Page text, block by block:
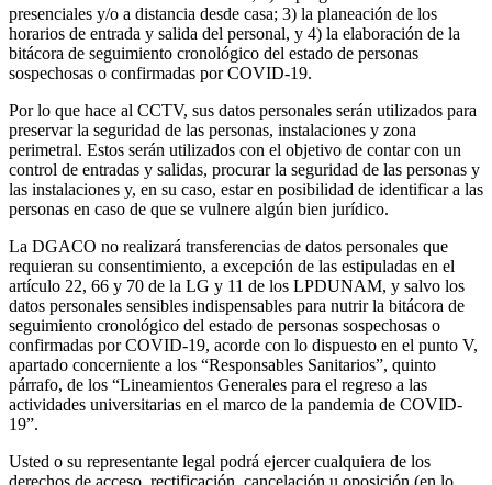
presenciales y/o a distancia desde casa; 3) la planeación de los
horarios de entrada y salida del personal, y 4) la elaboración de la
bitácora de seguimiento cronológico del estado de personas
sospechosas o confirmadas por COVID-19.
Por lo que hace al CCTV, sus datos personales serán utilizados para
preservar la seguridad de las personas, instalaciones y zona
perimetral. Estos serán utilizados con el objetivo de contar con un
control de entradas y salidas, procurar la seguridad de las personas y
las instalaciones y, en su caso, estar en posibilidad de identificar a las
personas en caso de que se vulnere algún bien jurídico.
La DGACO no realizará transferencias de datos personales que
requieran su consentimiento, a excepción de las estipuladas en el
artículo 22, 66 y 70 de la LG y 11 de los LPDUNAM, y salvo los
datos personales sensibles indispensables para nutrir la bitácora de
seguimiento cronológico del estado de personas sospechosas o
confirmadas por COVID-19, acorde con lo dispuesto en el punto V,
apartado concerniente a los “Responsables Sanitarios”, quinto
párrafo, de los “Lineamientos Generales para el regreso a las
actividades universitarias en el marco de la pandemia de COVID-
19”.
Usted o su representante legal podrá ejercer cualquiera de los